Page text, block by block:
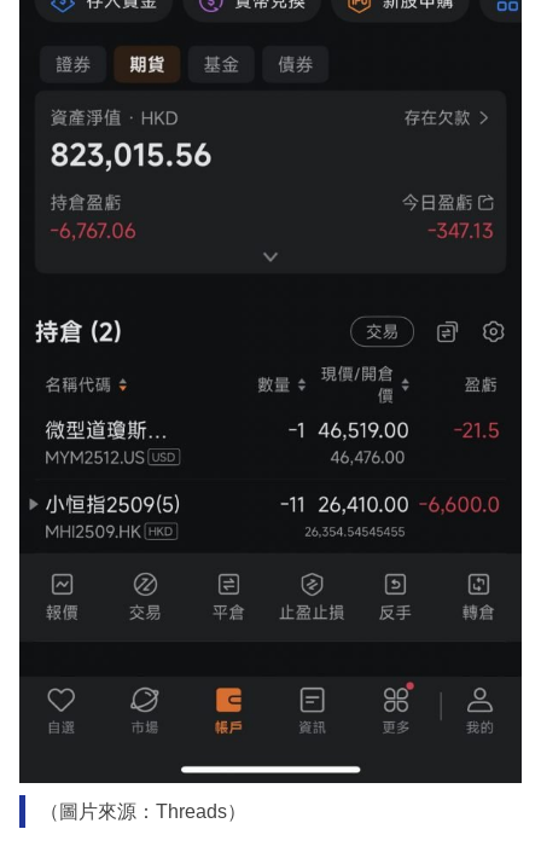
（圖片來源：Threads）